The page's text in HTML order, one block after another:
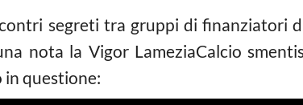
segreti tra gruppi di finanziatori
nota la Vigor LameziaCalcio
in questione: